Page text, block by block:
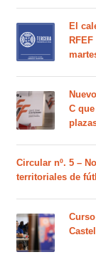
El
C
Circular nº. 5 –
territoriales de